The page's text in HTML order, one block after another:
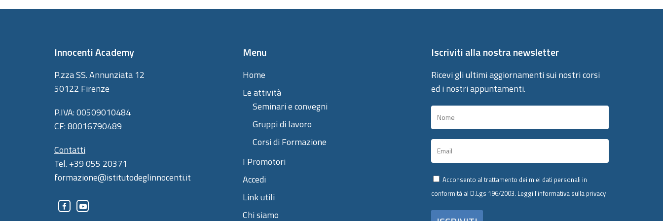
Innocenti Academy
P.zza SS. Annunziata 12
50122 Firenze
P.IVA: 00509010484
CF: 80016790489
Contatti
Tel. +39 055 20371
formazione@istitutodeglinnocenti.it
Menu
Home
Le attività
Seminari e convegni
Gruppi di lavoro
Corsi di Formazione
I Promotori
Accedi
Link utili
Chi siamo
Iscriviti alla nostra newsletter
Ricevi gli ultimi aggiornamenti sui nostri corsi
ed i nostri appuntamenti.
Acconsento al trattamento dei miei dati personali in
conformità al D.Lgs 196/2003. Leggi l’informativa sulla privacy